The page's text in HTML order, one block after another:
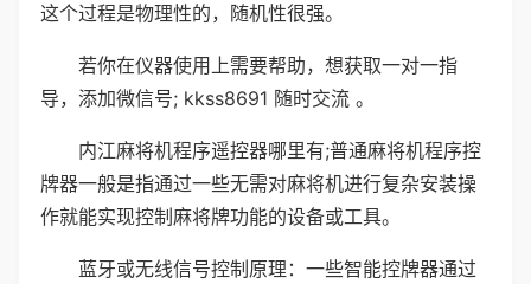
这个过程是物理性的，随机性很强。
若你在仪器使用上需要帮助，想获取一对一指
导，添加微信号; kkss8691 随时交流 。
内江麻将机程序遥控器哪里有;普通麻将机程序控
牌器一般是指通过一些无需对麻将机进行复杂安装操
作就能实现控制麻将牌功能的设备或工具。
蓝牙或无线信号控制原理：一些智能控牌器通过